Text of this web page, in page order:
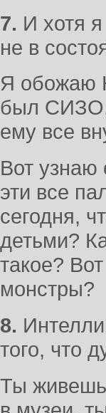
7. И хотя
не в
Я обожаю
был СИЗО,
ему все
Вот узнаю
эти все
сегодня,
детьми?
такое?
монстры?
8.
того, что
Ты